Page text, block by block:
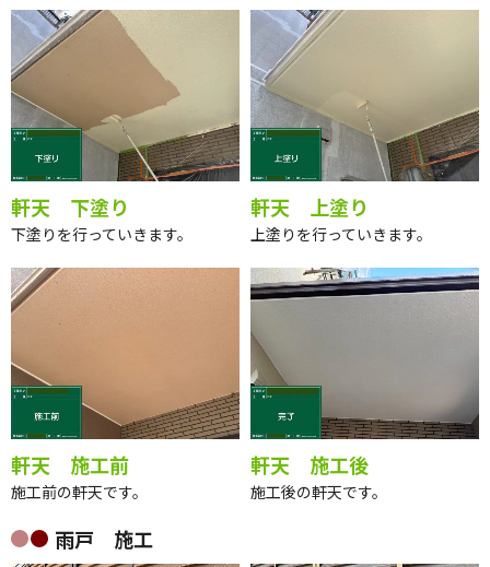
軒天 下塗り
下塗りを行っていきます。
軒天 上塗り
上塗りを行っていきます。
軒天 施工前
施工前の軒天です。
軒天 施工後
施工後の軒天です。
雨戸 施工